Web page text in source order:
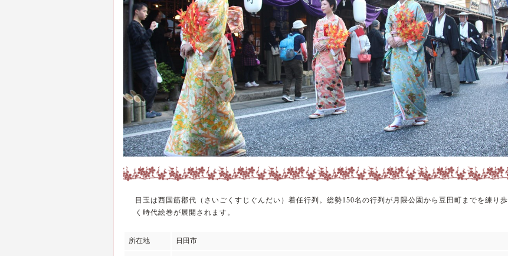
目玉は西国筋郡代（さいごくすじぐんだい）着任行列。総勢150名の行列が月隈公園から豆田町までを練り歩
く時代絵巻が展開されます。
所在地 日田市